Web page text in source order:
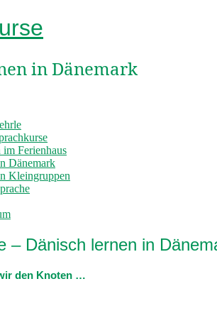
in Dänemark
Ferienhaus
Dänemark
Kleingruppen
– Dänisch lernen in
den Knoten …